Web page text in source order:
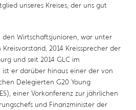
unseres Kreises, der uns gut
den Wirtschaftsjunioren, war unter
2014 Kreissprecher der
und seit 2014 GLC im
ist er darüber hinaus einer der von
Delegierten G20 Young
einer Vorkonferenz zur jährlichen
und Finanzminister der